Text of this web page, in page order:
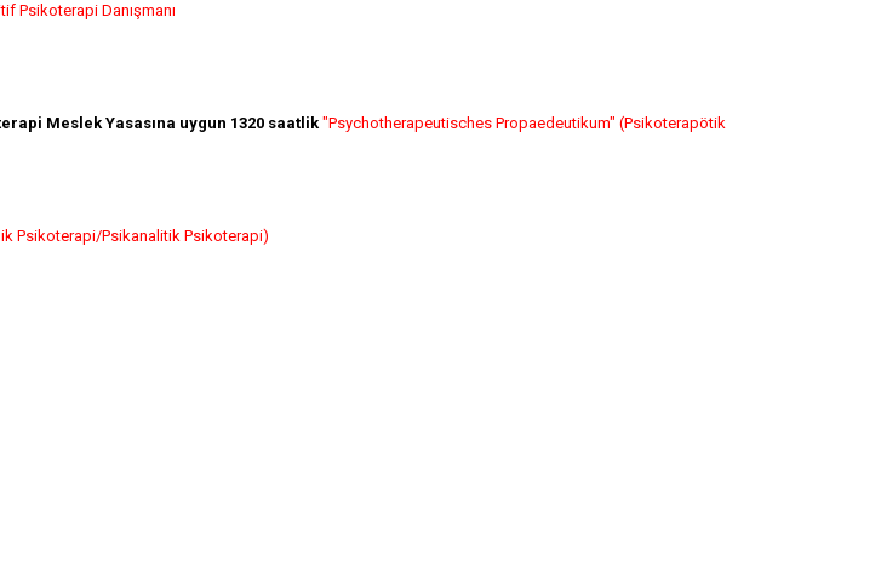
Psikoterapi Danışmanı
Meslek Yasasına uygun 1320 saatlik"Psychotherapeutisches Propaedeutikum" (Psikoterapötik
Psikoterapi/Psikanalitik Psikoterapi)